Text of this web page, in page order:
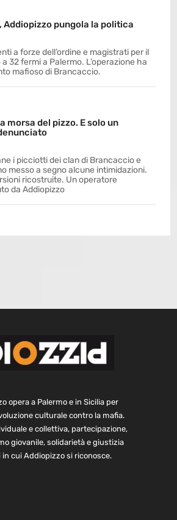
Addiopizzo pungola la politica
a forze dell’ordine e magistrati per il
32 fermi a Palermo. L’operazione ha
mafioso di Brancaccio.
morsa del pizzo. E solo un
i picciotti dei clan di Brancaccio e
messo a segno alcune intimidazioni.
ricostruite. Un operatore
da Addiopizzo
opera a Palermo e in Sicilia per
culturale contro la mafia.
e collettiva, partecipazione,
giovanile, solidarietà e giustizia
in cui Addiopizzo si riconosce.